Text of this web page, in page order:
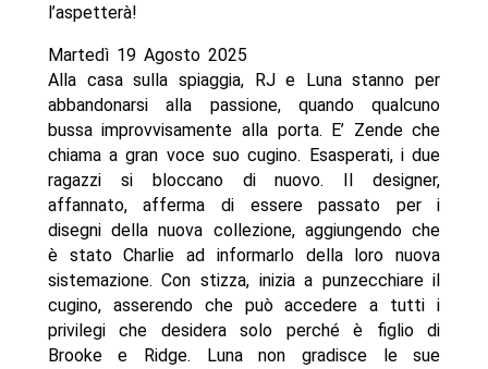
l’aspetterà!
Martedì 19 Agosto 2025
Alla casa sulla spiaggia, RJ e Luna stanno per
abbandonarsi alla passione, quando qualcuno
bussa improvvisamente alla porta. E’ Zende che
chiama a gran voce suo cugino. Esasperati, i due
ragazzi si bloccano di nuovo. Il designer,
affannato, afferma di essere passato per i
disegni della nuova collezione, aggiungendo che
è stato Charlie ad informarlo della loro nuova
sistemazione. Con stizza, inizia a punzecchiare il
cugino, asserendo che può accedere a tutti i
privilegi che desidera solo perché è figlio di
Brooke e Ridge. Luna non gradisce le sue